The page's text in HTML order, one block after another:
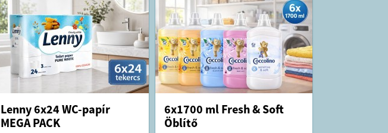
Lenny 6x24 WC-papír
MEGA PACK
6x1700 ml Fresh & Soft
Öblítő